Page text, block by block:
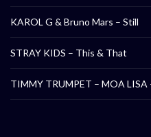
KAROL G & Bruno Mars – Still
STRAY KIDS – This & That
TIMMY TRUMPET – MOA LISA